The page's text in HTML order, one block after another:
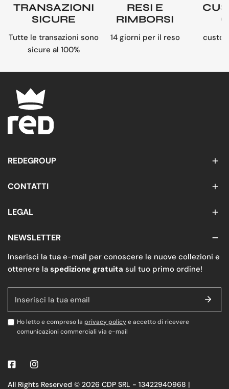
TRANSAZIONI
SICURE
Tutte le transazioni sono
sicure al 100%
RESI E
RIMBORSI
14 giorni per il reso
REDEGROUP
CONTATTI
LEGAL
NEWSLETTER
Inserisci la tua e-mail per conoscere le nuove collezioni e
ottenere la spedizione gratuita sul tuo primo ordine!
mail
Ho letto e compreso la privacy policye accetto di ricevere
comunicazioni commerciali via e-mail
All Rights Reserved © 2026 CDP SRL - 13422940968 |